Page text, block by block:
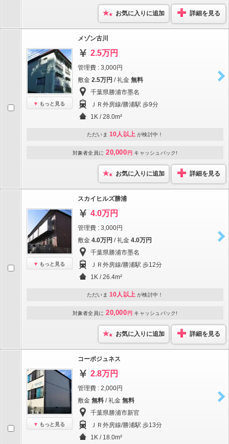
お気に入りに追加 詳細を見る
もっと見る
メゾン古川
2.5万円
管理費 : 3,000円
敷金 2.5万円 / 礼金 無料
千葉県勝浦市墨名
ＪＲ外房線/勝浦駅 歩9分
1K / 28.0m²
ただいま 10人以上 が検討中！
対象者全員に 20,000 円 キャッシュバック!
お気に入りに追加 詳細を見る
もっと見る
スカイヒルズ勝浦
4.0万円
管理費 : 3,000円
敷金 4.0万円 / 礼金 4.0万円
千葉県勝浦市墨名
ＪＲ外房線/勝浦駅 歩12分
1K / 26.4m²
ただいま 10人以上 が検討中！
対象者全員に 20,000 円 キャッシュバック!
お気に入りに追加 詳細を見る
もっと見る
コーポジュネス
2.8万円
管理費 : 2,000円
敷金 無料 / 礼金 無料
千葉県勝浦市新官
ＪＲ外房線/勝浦駅 歩13分
1K / 18.0m²